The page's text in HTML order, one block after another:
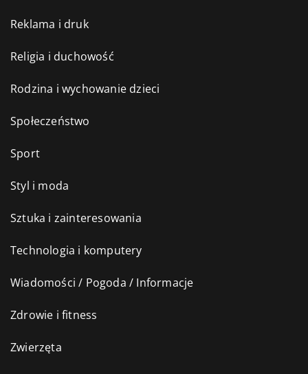
Reklama i druk
Religia i duchowość
Rodzina i wychowanie dzieci
Społeczeństwo
Sport
Styl i moda
Sztuka i zainteresowania
Technologia i komputery
Wiadomości / Pogoda / Informacje
Zdrowie i fitness
Zwierzęta